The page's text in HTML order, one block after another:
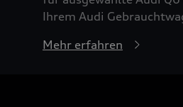
Ihrem Audi
Mehr erfahren